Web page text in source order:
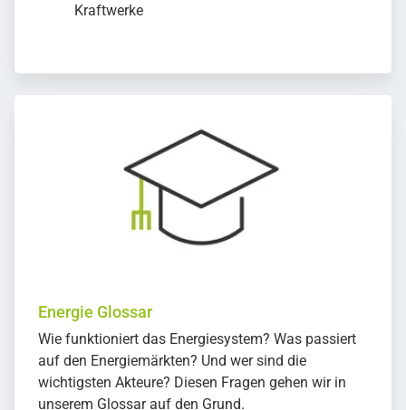
Kraftwerke
Energie Glossar
Wie funktioniert das Energiesystem? Was passiert
auf den Energiemärkten? Und wer sind die
wichtigsten Akteure? Diesen Fragen gehen wir in
unserem Glossar auf den Grund.